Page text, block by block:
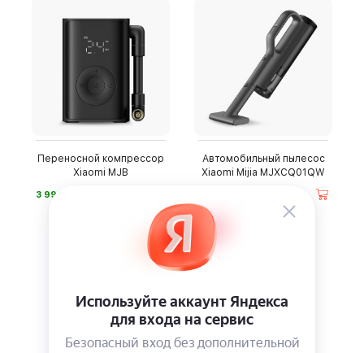
Переносной компрессор
Xiaomi MJB
3 990
Автомобильный пылесос
Xiaomi Mijia MJXCQ01QW